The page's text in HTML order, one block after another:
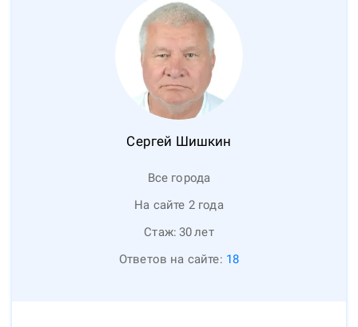
Сергей Шишкин
Все города
На сайте 2 года
Стаж: 30лет
Ответов на сайте: 18